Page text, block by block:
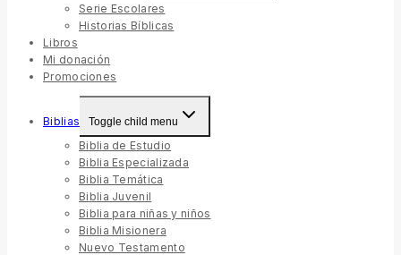
Serie Escolares
Historias Bíblicas
Libros
Mi donación
Promociones
Biblias Toggle child menu
Biblia de Estudio
Biblia Especializada
Biblia Temática
Biblia Juvenil
Biblia para niñas y niños
Biblia Misionera
Nuevo Testamento